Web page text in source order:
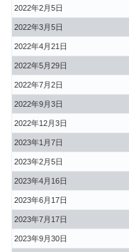
2022年2月5日
2022年3月5日
2022年4月21日
2022年5月29日
2022年7月2日
2022年9月3日
2022年12月3日
2023年1月7日
2023年2月5日
2023年4月16日
2023年6月17日
2023年7月17日
2023年9月30日